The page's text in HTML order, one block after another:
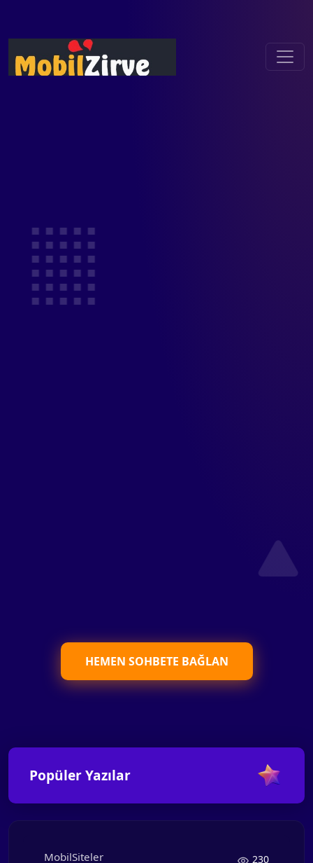
HEMEN SOHBETE BAĞLAN
Popüler Yazılar
MobilSiteler 230